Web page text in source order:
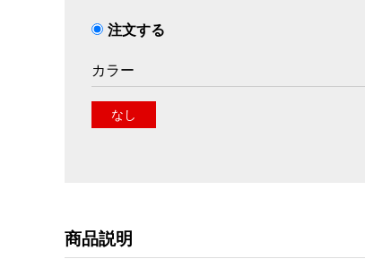
注文する
カラー
なし
商品説明